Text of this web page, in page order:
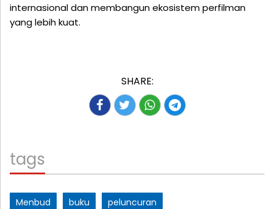
internasional dan membangun ekosistem perfilman
yang lebih kuat.
SHARE:
tags
Menbud buku peluncuran